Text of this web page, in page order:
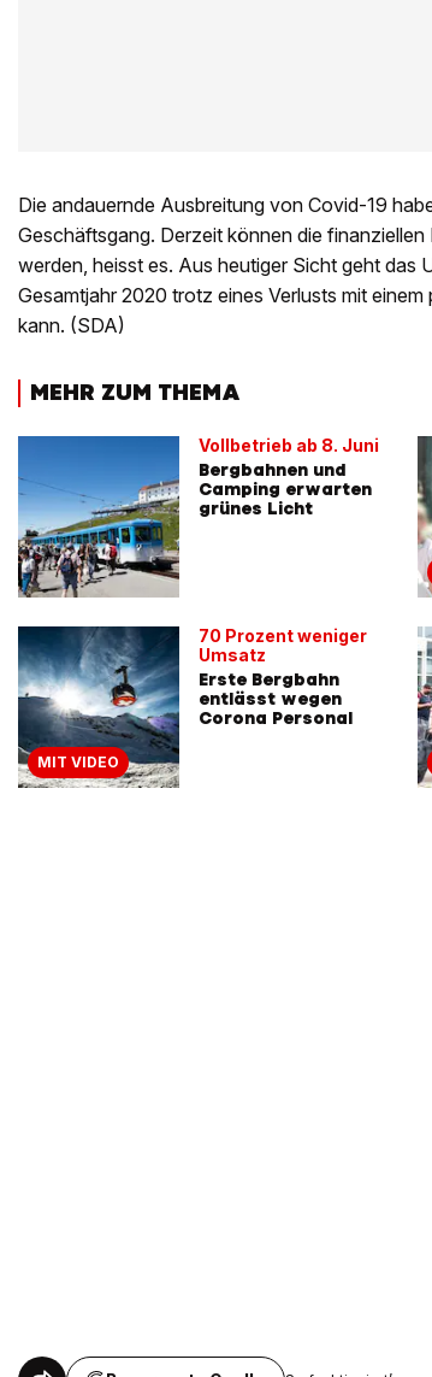
Die andauernde Ausbreitung von Covid-19
Geschäftsgang. Derzeit können die
werden, heisst es. Aus heutiger Sicht geht das
Gesamtjahr 2020 trotz eines Verlusts mit
kann. (SDA)
MEHR ZUM THEMA
Vollbetrieb ab 8. Juni
Bergbahnen und
Camping erwarten
grünes Licht
MIT VIDEO
70 Prozent weniger
Umsatz
Erste Bergbahn
entlässt wegen
Corona Personal